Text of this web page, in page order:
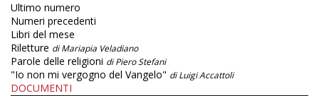
Ultimo numero
Numeri precedenti
Libri del mese
Riletture di Mariapia Veladiano
Parole delle religioni di Piero Stefani
"Io non mi vergogno del Vangelo" di Luigi Accattoli
DOCUMENTI